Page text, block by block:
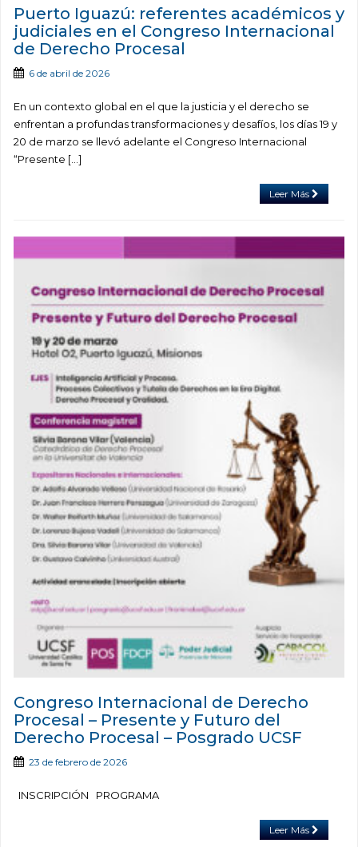
Puerto Iguazú: referentes académicos y
judiciales en el Congreso Internacional
de Derecho Procesal
6 de abril de 2026
En un contexto global en el que la justicia y el derecho se
enfrentan a profundas transformaciones y desafíos, los días 19 y
20 de marzo se llevó adelante el Congreso Internacional
“Presente […]
Leer Más
Congreso Internacional de Derecho
Procesal – Presente y Futuro del
Derecho Procesal – Posgrado UCSF
23 de febrero de 2026
INSCRIPCIÓN PROGRAMA
Leer Más